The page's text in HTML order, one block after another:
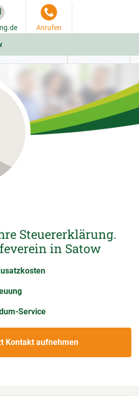
Anrufen
Steuererklärung.
in Satow
Service
Kontakt aufnehmen